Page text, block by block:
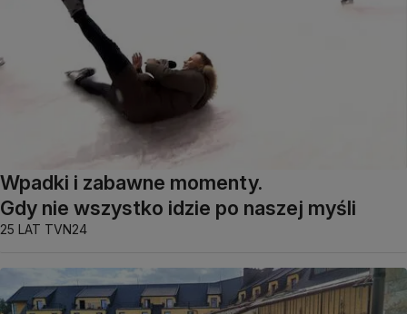
Wpadki i zabawne momenty.
Gdy nie wszystko idzie po naszej myśli
25 LAT TVN24